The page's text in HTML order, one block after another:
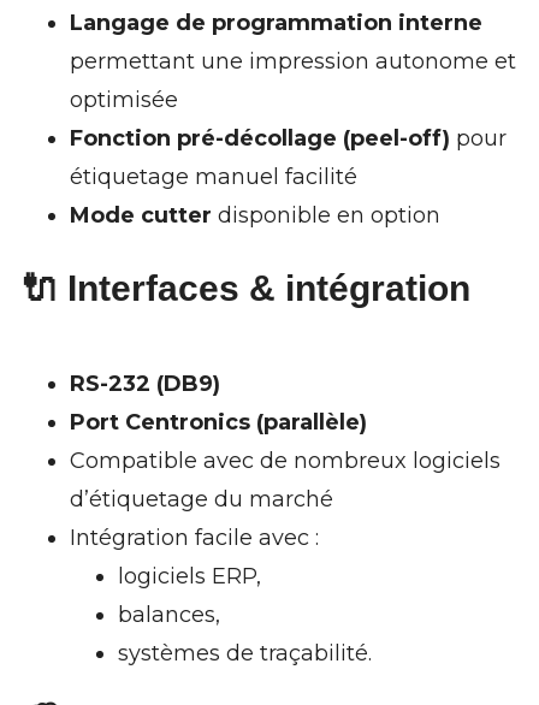
Langage de programmation interne
permettant une impression autonome et
optimisée
Fonction pré-décollage (peel-off) pour
étiquetage manuel facilité
Mode cutter disponible en option
🔌 Interfaces & intégration
RS-232 (DB9)
Port Centronics (parallèle)
Compatible avec de nombreux logiciels
d’étiquetage du marché
Intégration facile avec :
logiciels ERP,
balances,
systèmes de traçabilité.